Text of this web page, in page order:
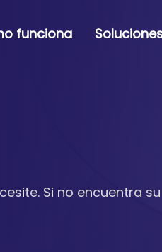
funciona
Si no encuentra su